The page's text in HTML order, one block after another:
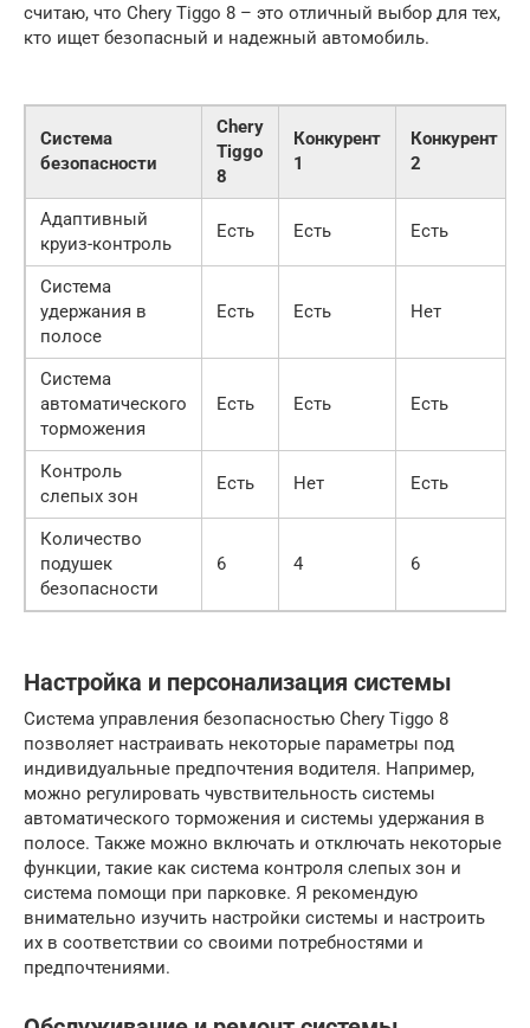
считаю, что Chery Tiggo 8 – это отличный выбор для тех,
кто ищет безопасный и надежный автомобиль.
Система
безопасности
Chery
Tiggo
8
Конкурент
1
Конкурент
2
Адаптивный
круиз-контроль
Есть Есть Есть
Система
удержания в
полосе
Есть Есть Нет
Система
автоматического
торможения
Есть Есть Есть
Контроль
слепых зон
Есть Нет Есть
Количество
подушек
безопасности
6 4 6
Настройка и персонализация системы
Система управления безопасностью Chery Tiggo 8
позволяет настраивать некоторые параметры под
индивидуальные предпочтения водителя. Например,
можно регулировать чувствительность системы
автоматического торможения и системы удержания в
полосе. Также можно включать и отключать некоторые
функции, такие как система контроля слепых зон и
система помощи при парковке. Я рекомендую
внимательно изучить настройки системы и настроить
их в соответствии со своими потребностями и
предпочтениями.